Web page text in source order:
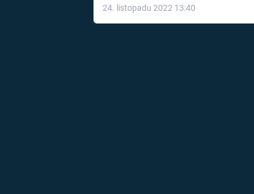
24. listopadu 2022 13:40